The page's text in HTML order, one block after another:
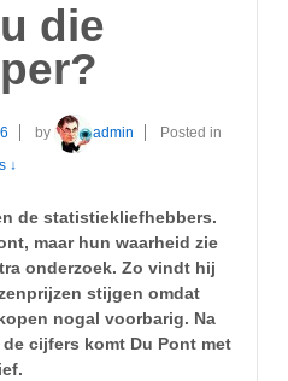
die
by admin
Posted in
↓
de statistiekliefhebbers.
maar hun waarheid zie
onderzoek. Zo vindt hij
stijgen omdat
nogal voorbarig. Na
cijfers komt Du Pont met